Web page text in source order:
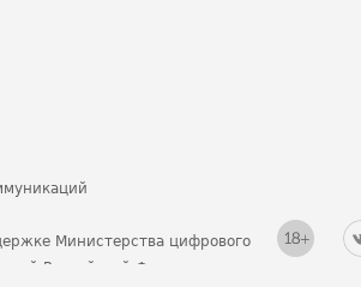
Министерства цифрового
Российской Федерации